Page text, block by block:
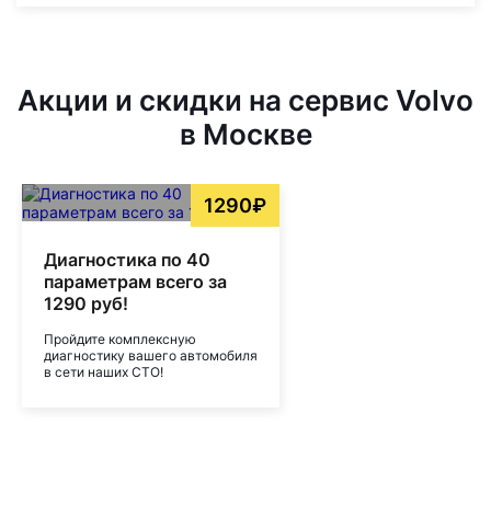
Акции и скидки на сервис Volvo
в Москве
1290₽
Диагностика по 40
параметрам всего за
1290 руб!
Пройдите комплексную
диагностику вашего автомобиля
в сети наших СТО!